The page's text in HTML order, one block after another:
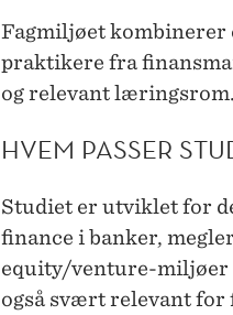
Fagmiljøet kombinerer
praktikere fra
og relevant læringsrom.
HVEM PASSER
Studiet er utviklet for
finance i banker,
equity/venture-miljøer
også svært relevant